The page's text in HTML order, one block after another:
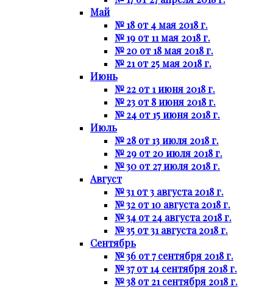
Май
№ 18 от 4 мая 2018 г.
№ 19 от 11 мая 2018 г.
№ 20 от 18 мая 2018 г.
№ 21 от 25 мая 2018 г.
Июнь
№ 22 от 1 июня 2018 г.
№ 23 от 8 июня 2018 г.
№ 24 от 15 июня 2018 г.
Июль
№ 28 от 13 июля 2018 г.
№ 29 от 20 июля 2018 г.
№ 30 от 27 июля 2018 г.
Август
№ 31 от 3 августа 2018 г.
№ 32 от 10 августа 2018 г.
№ 34 от 24 августа 2018 г.
№ 35 от 31 августа 2018 г.
Сентябрь
№ 36 от 7 сентября 2018 г.
№ 37 от 14 сентября 2018 г.
№ 38 от 21 сентября 2018 г.